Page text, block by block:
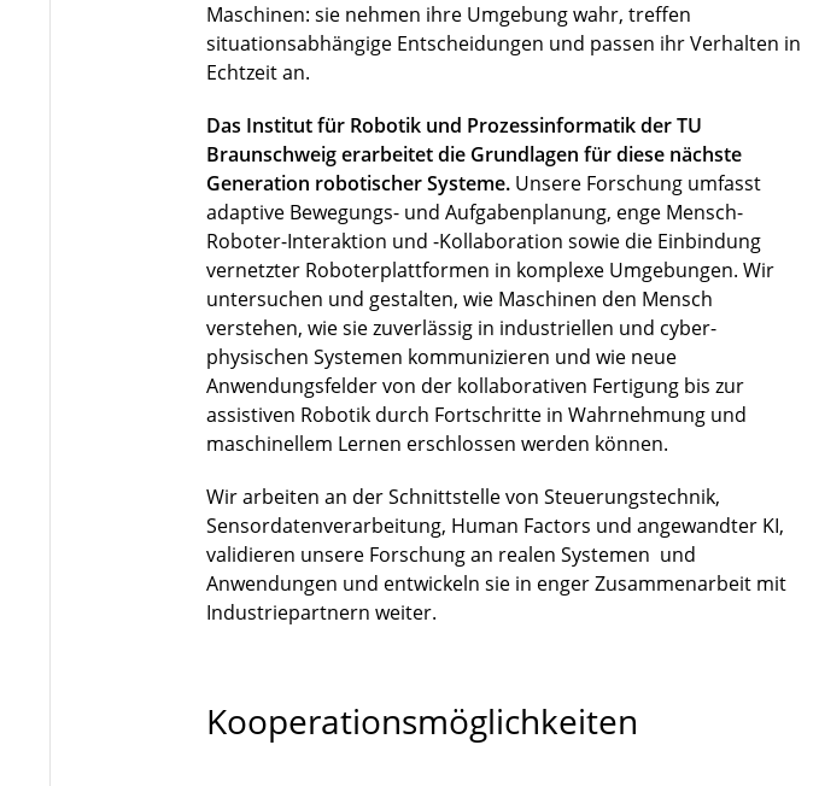
Maschinen: sie nehmen ihre Umgebung wahr, treffen
situationsabhängige Entscheidungen und passen ihr Verhalten in
Echtzeit an.
Das Institut für Robotik und Prozessinformatik der TU
Braunschweig erarbeitet die Grundlagen für diese nächste
Generation robotischer Systeme.Unsere Forschung umfasst
adaptive Bewegungs- und Aufgabenplanung, enge Mensch-
Roboter-Interaktion und -Kollaboration sowie die Einbindung
vernetzter Roboterplattformen in komplexe Umgebungen. Wir
untersuchen und gestalten, wie Maschinen den Mensch
verstehen, wie sie zuverlässig in industriellen und cyber-
physischen Systemen kommunizieren und wie neue
Anwendungsfelder von der kollaborativen Fertigung bis zur
assistiven Robotik durch Fortschritte in Wahrnehmung und
maschinellem Lernen erschlossen werden können.
Wir arbeiten an der Schnittstelle von Steuerungstechnik,
Sensordatenverarbeitung, Human Factors und angewandter KI,
validieren unsere Forschung an realen Systemen und
Anwendungen und entwickeln sie in enger Zusammenarbeit mit
Industriepartnern weiter.
Kooperationsmöglichkeiten